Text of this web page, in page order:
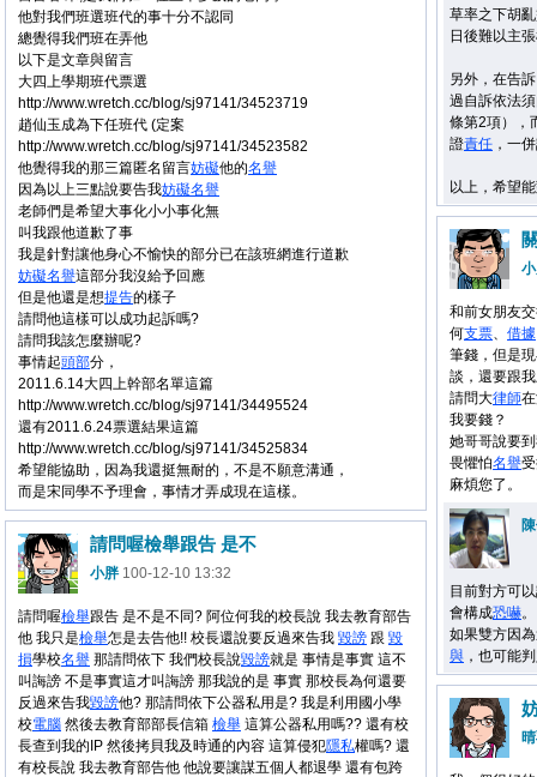
草率之下胡
日後難以主
另外，在告
過自訴依法
條第2項），
證責任 ，一
以上，希望
他對我們班選班代的事十分不認同
總覺得我們班在弄他
以下是文章與留言
大四上學期班代票選
http://www.wretch.cc/blog/sj97141/34523719
趙仙玉成為下任班代 (定案
http://www.wretch.cc/blog/sj97141/34523582
他覺得我的那三篇匿名留言妨礙他的名譽
因為以上三點說要告我妨礙名譽
老師們是希望大事化小小事化無
叫我跟他道歉了事
我是針對讓他身心不愉快的部分已在該班網進行道歉
妨礙名譽這部分我沒給予回應
但是他還是想提告的樣子
請問他這樣可以成功起訴嗎?
請問我該怎麼辦呢?
事情起頭部分，
2011.6.14大四上幹部名單這篇
http://www.wretch.cc/blog/sj97141/34495524
還有2011.6.24票選結果這篇
http://www.wretch.cc/blog/sj97141/34525834
希望能協助，因為我還挺無耐的，不是不願意溝通，
而是宋同學不予理會，事情才弄成現在這樣。
和前女朋友
何支票、 借據
筆錢，但是
談，還要跟
請問大律師
我要錢？
她哥哥說要
畏懼怕名譽
麻煩您了。
目前對方可
會構成恐嚇。
如果雙方因
與 ，也可能
請問喔檢舉跟告 是不
小胖100-12-10 13:32
請問喔檢舉跟告 是不是不同? 阿位何我的校長說 我去教育部告
他 我只是檢舉怎是去告他!! 校長還說要反過來告我 毀謗 跟 毀
損學校名譽 那請問依下 我們校長說毀謗就是 事情是事實 這不
叫誨謗 不是事實這才叫誨謗 那我說的是 事實 那校長為何還要
反過來告我毀謗他? 那請問依下公器私用是? 我是利用國小學
校電腦 然後去教育部部長信箱 檢舉 這算公器私用嗎?? 還有校
長查到我的IP 然後拷貝我及時通的內容 這算侵犯隱私權嗎? 還
有校長說 我去教育部告他 他說要讓謀五個人都退學 還有包跨